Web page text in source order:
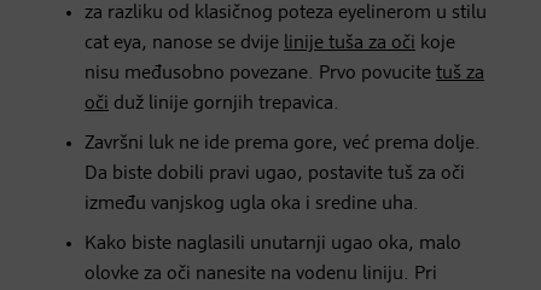
za razliku od klasičnog poteza eyelinerom u stilu
cat eya, nanose se dvije linije tuša za oči koje
nisu međusobno povezane. Prvo povucite tuš za
oči duž linije gornjih trepavica.
Završni luk ne ide prema gore, već prema dolje.
Da biste dobili pravi ugao, postavite tuš za oči
između vanjskog ugla oka i sredine uha.
Kako biste naglasili unutarnji ugao oka, malo
olovke za oči nanesite na vodenu liniju. Pri